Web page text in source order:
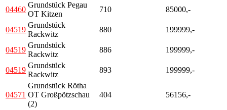
04460
Grundstück Pegau
OT Kitzen
710 85000,-
04519
Grundstück
Rackwitz
880 199999,-
04519
Grundstück
Rackwitz
886 199999,-
04519
Grundstück
Rackwitz
893 199999,-
04571
Grundstück Rötha
OT Großpötzschau
(2)
404 56156,-